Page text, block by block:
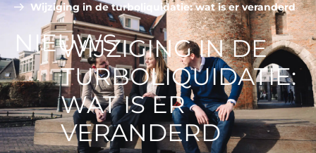
NIEUWS
WIJZIGING IN DE
TURBOLIQUIDATIE:
WAT IS ER
VERANDERD
Wijziging in de turboliquidatie: wat is er veranderd